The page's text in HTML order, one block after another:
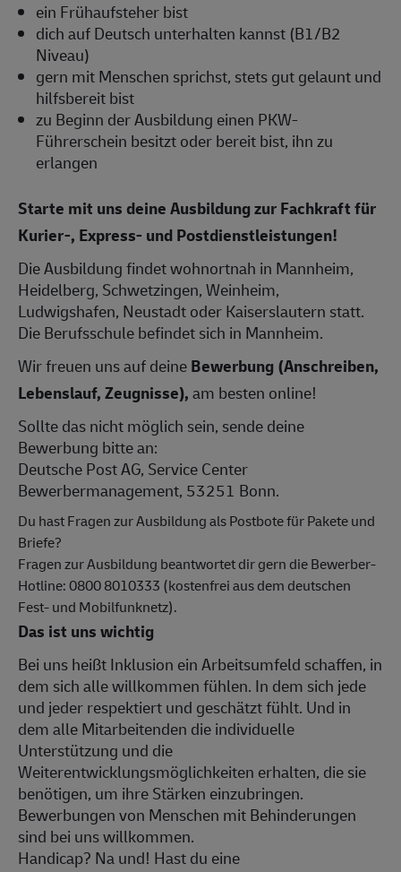
ein Frühaufsteher bist
dich auf Deutsch unterhalten kannst (B1/B2
Niveau)
gern mit Menschen sprichst, stets gut gelaunt und
hilfsbereit bist
zu Beginn der Ausbildung einen PKW-
Führerschein besitzt oder bereit bist, ihn zu
erlangen
Starte mit uns deine Ausbildung zur Fachkraft für
Kurier-, Express- und Postdienstleistungen!
Die Ausbildung findet wohnortnah in Mannheim,
Heidelberg, Schwetzingen, Weinheim,
Ludwigshafen, Neustadt oder Kaiserslautern statt.
Die Berufsschule befindet sich in Mannheim.
Wir freuen uns auf deineBewerbung (Anschreiben,
Lebenslauf, Zeugnisse),am besten online!
Sollte das nicht möglich sein, sende deine
Bewerbung bitte an:
Deutsche Post AG, Service Center
Bewerbermanagement, 53251 Bonn.
Du hast Fragen zur Ausbildung als Postbote für Pakete und
Briefe?
Fragen zur Ausbildung beantwortet dir gern die Bewerber-
Hotline: 0800 8010333 (kostenfrei aus dem deutschen
Fest- und Mobilfunknetz).
Das ist uns wichtig
Bei uns heißt Inklusion ein Arbeitsumfeld schaffen, in
dem sich alle willkommen fühlen. In dem sich jede
und jeder respektiert und geschätzt fühlt. Und in
dem alle Mitarbeitenden die individuelle
Unterstützung und die
Weiterentwicklungsmöglichkeiten erhalten, die sie
benötigen, um ihre Stärken einzubringen.
Bewerbungen von Menschen mit Behinderungen
sind bei uns willkommen.
Handicap? Na und! Hast du eine